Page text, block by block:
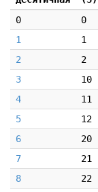
0
0
1
1
2
2
3
10
4
11
5
12
6
20
7
21
8
22